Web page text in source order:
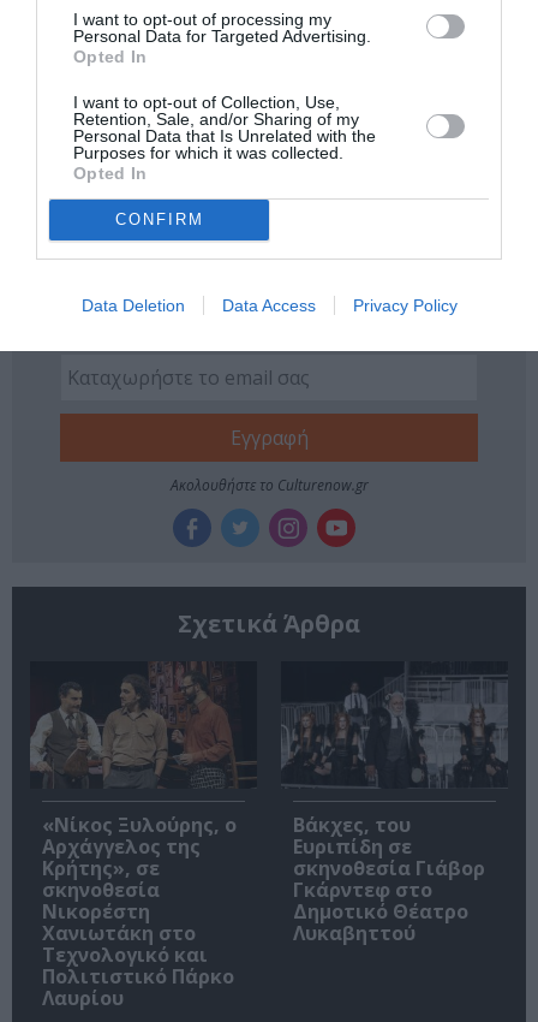
I want to opt-out of processing my
Personal Data for Targeted Advertising.
Opted In
I want to opt-out of Collection, Use,
Retention, Sale, and/or Sharing of my
Personal Data that Is Unrelated with the
Purposes for which it was collected.
Opted In
CONFIRM
Data Deletion Data Access Privacy Policy
ΕΦΗΒΙΚΟ ΘΕΑΤΡΟ
ΘΑΝΟΣ ΑΛΕΞΑΝΔΡΗΣ
ΚΡΑΤΙΚΟ ΘΕΑΤΡΟ ΒΟΡΕΙΟΥ ΕΛΛΑΔΟΣ
ΚΩΜΩΔΙΑ - ΚΟΜΕΝΤΙ
ΠΑΙΔΙΚΕΣ ΠΑΡΑΣΤΑΣΕΙΣ ΚΑΙ ΕΚΘΕΣΕΙΣ ΓΙΑ ΠΑΙΔΙΑ
ΣΤΑΜΑΤΗΣ ΚΡΑΟΥΝΑΚΗΣ
ΣΤΑΜΑΤΗΣ ΦΑΣΟΥΛΗΣ
Newsletter
Κάθε βδομάδα στο e-mail σας τα τελευταία νέα για
Ακολουθήστε το Culturenow.gr
Σχετικά Άρθρα
«Νίκος Ξυλούρης, ο
Αρχάγγελος της
Κρήτης», σε
σκηνοθεσία
Νικορέστη
Χανιωτάκη στο
Τεχνολογικό και
Πολιτιστικό Πάρκο
Λαυρίου
Βάκχες, του
Ευριπίδη σε
σκηνοθεσία Γιάβορ
Γκάρντεφ στο
Δημοτικό Θέατρο
Λυκαβηττού